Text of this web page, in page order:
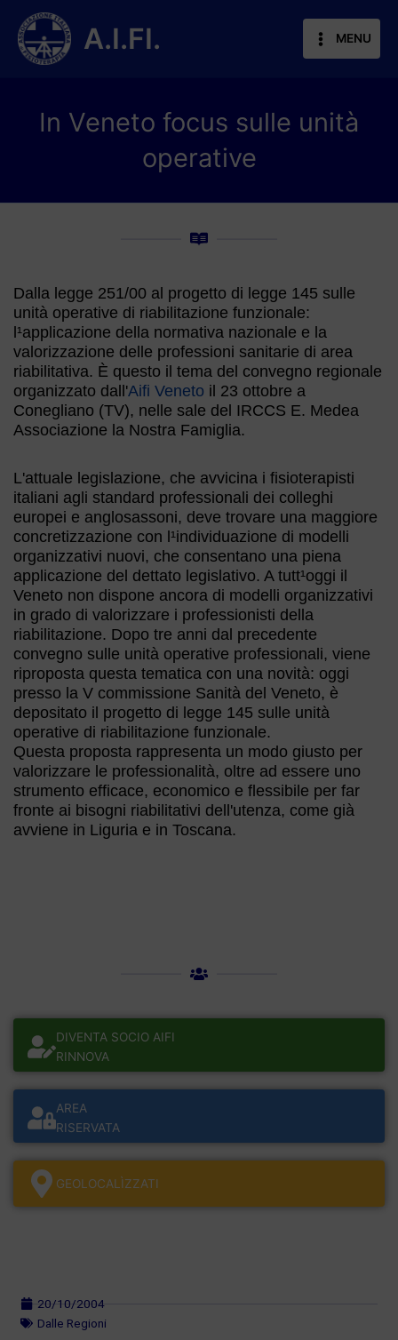
contenuto
A.I.FI. MENU
In Veneto focus sulle unità
operative
Dalla legge 251/00 al progetto di legge 145 sulle
unità operative di riabilitazione funzionale:
l¹applicazione della normativa nazionale e la
valorizzazione delle professioni sanitarie di area
riabilitativa. È questo il tema del convegno regionale
organizzato dall'Aifi Veneto il 23 ottobre a
Conegliano (TV), nelle sale del IRCCS E. Medea
Associazione la Nostra Famiglia.
L'attuale legislazione, che avvicina i fisioterapisti
italiani agli standard professionali dei colleghi
europei e anglosassoni, deve trovare una maggiore
concretizzazione con l¹individuazione di modelli
organizzativi nuovi, che consentano una piena
applicazione del dettato legislativo. A tutt¹oggi il
Veneto non dispone ancora di modelli organizzativi
in grado di valorizzare i professionisti della
riabilitazione. Dopo tre anni dal precedente
convegno sulle unità operative professionali, viene
riproposta questa tematica con una novità: oggi
presso la V commissione Sanità del Veneto, è
depositato il progetto di legge 145 sulle unità
operative di riabilitazione funzionale.
Questa proposta rappresenta un modo giusto per
valorizzare le professionalità, oltre ad essere uno
strumento efficace, economico e flessibile per far
fronte ai bisogni riabilitativi dell'utenza, come già
avviene in Liguria e in Toscana.
DIVENTA SOCIO AIFI
RINNOVA
AREA
RISERVATA
GEOLOCALÌZZATI
20/10/2004
Dalle Regioni